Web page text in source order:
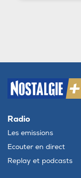
Radio
Les emissions
Ecouter en direct
Replay et podcasts